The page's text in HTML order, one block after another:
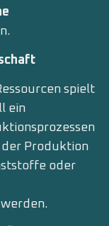
spielt
ein
der Produktion
oder